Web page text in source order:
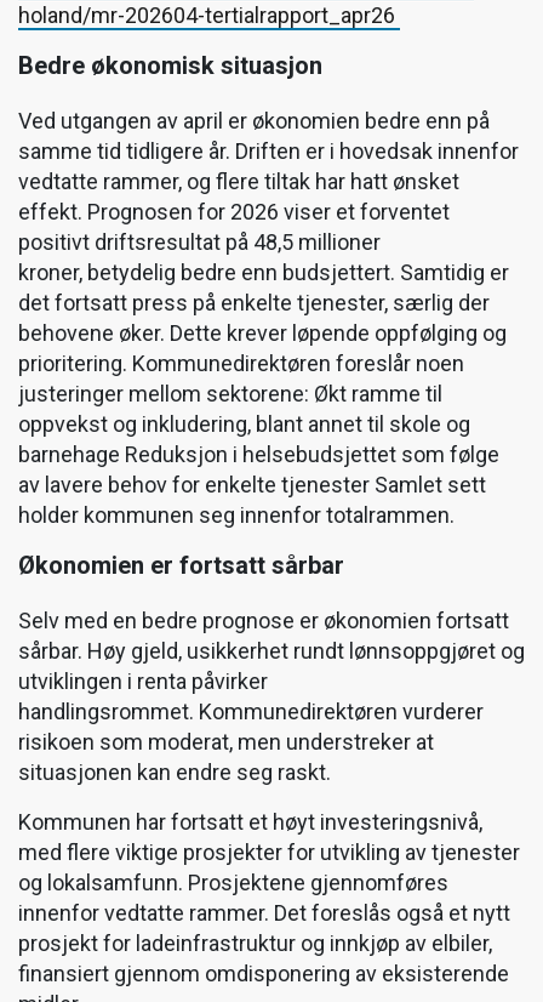
holand/mr-202604-tertialrapport_apr26
Bedre økonomisk situasjon
Ved utgangen av april er økonomien bedre enn på
samme tid tidligere år. Driften er i hovedsak innenfor
vedtatte rammer, og flere tiltak har hatt ønsket
effekt. Prognosen for 2026 viser et forventet
positivt driftsresultat på 48,5 millioner
kroner, betydelig bedre enn budsjettert. Samtidig er
det fortsatt press på enkelte tjenester, særlig der
behovene øker. Dette krever løpende oppfølging og
prioritering. Kommunedirektøren foreslår noen
justeringer mellom sektorene: Økt ramme til
oppvekst og inkludering, blant annet til skole og
barnehage Reduksjon i helsebudsjettet som følge
av lavere behov for enkelte tjenester Samlet sett
holder kommunen seg innenfor totalrammen.
Økonomien er fortsatt sårbar
Selv med en bedre prognose er økonomien fortsatt
sårbar. Høy gjeld, usikkerhet rundt lønnsoppgjøret og
utviklingen i renta påvirker
handlingsrommet. Kommunedirektøren vurderer
risikoen som moderat, men understreker at
situasjonen kan endre seg raskt.
Kommunen har fortsatt et høyt investeringsnivå,
med flere viktige prosjekter for utvikling av tjenester
og lokalsamfunn. Prosjektene gjennomføres
innenfor vedtatte rammer. Det foreslås også et nytt
prosjekt for ladeinfrastruktur og innkjøp av elbiler,
finansiert gjennom omdisponering av eksisterende